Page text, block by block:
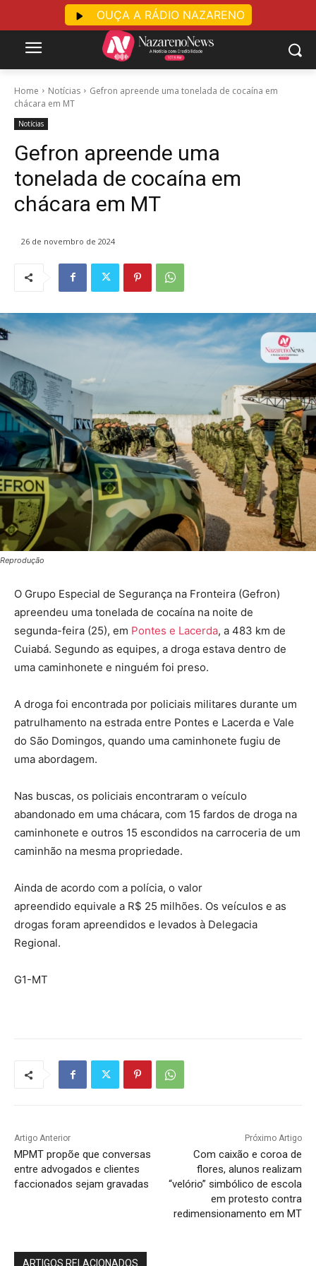
Home Notícias
Gefron apreende uma tonelada de cocaína em
chácara em MT
Notícias
Gefron apreende uma
tonelada de cocaína em
chácara em MT
26 de novembro de 2024
Reprodução
O Grupo Especial de Segurança na Fronteira (Gefron)
apreendeu uma tonelada de cocaína na noite de
segunda-feira (25), em Pontes e Lacerda, a 483 km de
Cuiabá. Segundo as equipes, a droga estava dentro de
uma caminhonete e ninguém foi preso.
A droga foi encontrada por policiais militares durante um
patrulhamento na estrada entre Pontes e Lacerda e Vale
do São Domingos, quando uma caminhonete fugiu de
uma abordagem.
Nas buscas, os policiais encontraram o veículo
abandonado em uma chácara, com 15 fardos de droga na
caminhonete e outros 15 escondidos na carroceria de um
caminhão na mesma propriedade.
Ainda de acordo com a polícia, o valor
apreendido equivale a R$ 25 milhões. Os veículos e as
drogas foram apreendidos e levados à Delegacia
Regional.
G1-MT
Artigo Anterior
MPMT propõe que conversas
entre advogados e clientes
faccionados sejam gravadas
Próximo Artigo
Com caixão e coroa de
flores, alunos realizam
“velório” simbólico de escola
em protesto contra
redimensionamento em MT
ARTIGOS RELACIONADOS
OUÇA A RÁDIO NAZARENO